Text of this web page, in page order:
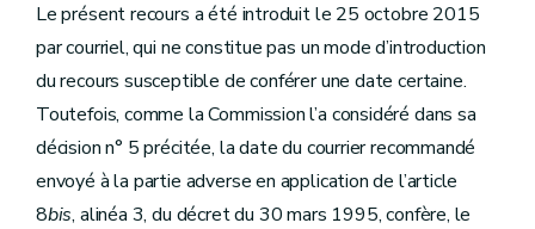
Le présent recours a été introduit le 25 octobre 2015
par courriel, qui ne constitue pas un mode d’introduction
du recours susceptible de conférer une date certaine.
Toutefois, comme la Commission l’a considéré dans sa
décision n° 5 précitée, la date du courrier recommandé
envoyé à la partie adverse en application de l’article
8bis, alinéa 3, du décret du 30 mars 1995, confère, le